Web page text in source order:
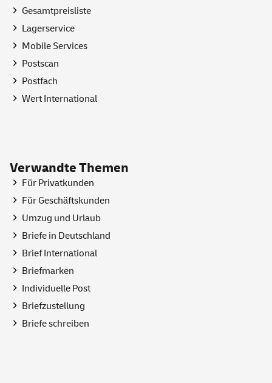
Gesamtpreisliste
Lagerservice
MobileServices
Postscan
Postfach
Wert International
Verwandte Themen
Für Privatkunden
Für Geschäftskunden
Umzug und Urlaub
Briefe in Deutschland
Brief International
Briefmarken
Individuelle Post
Briefzustellung
Briefe schreiben